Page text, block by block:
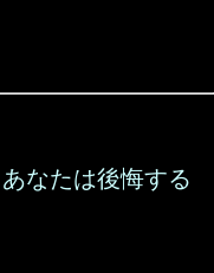
なたは後悔する